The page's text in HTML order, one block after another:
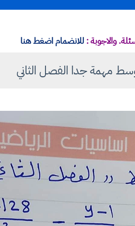
والاجوبة :للانضمام اضغط هنا
مهمة جدا الفصل الثاني